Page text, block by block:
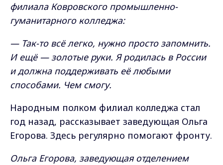
филиала Ковровского промышленно-
гуманитарного колледжа:
— Так-то всё легко, нужно просто запомнить.
И ещё — золотые руки. Я родилась в России
и должна поддерживать её любыми
способами. Чем смогу.
Народным полком филиал колледжа стал
год назад, рассказывает заведующая Ольга
Егорова. Здесь регулярно помогают фронту.
Ольга Егорова, заведующая отделением